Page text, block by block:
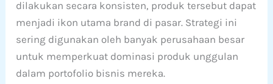
dilakukan secara konsisten, produk tersebut dapat
menjadi ikon utama brand di pasar. Strategi ini
sering digunakan oleh banyak perusahaan besar
untuk memperkuat dominasi produk unggulan
dalam portofolio bisnis mereka.